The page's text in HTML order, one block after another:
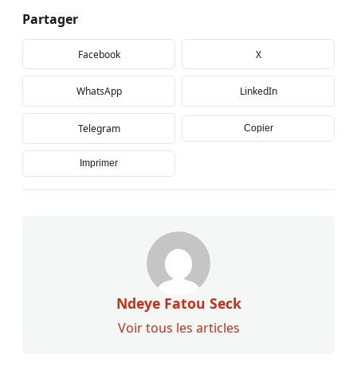
Partager
Facebook X
WhatsApp LinkedIn
Telegram Copier
Imprimer
Ndeye Fatou Seck
Voir tous les articles